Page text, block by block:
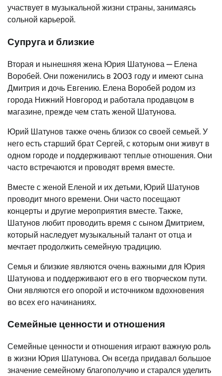
участвует в музыкальной жизни страны, занимаясь
сольной карьерой.
Супруга и близкие
Вторая и нынешняя жена Юрия Шатунова — Елена
Воробей. Они поженились в 2003 году и имеют сына
Дмитрия и дочь Евгению. Елена Воробей родом из
города Нижний Новгород и работала продавцом в
магазине, прежде чем стать женой Шатунова.
Юрий Шатунов также очень близок со своей семьей. У
него есть старший брат Сергей, с которым они живут в
одном городе и поддерживают теплые отношения. Они
часто встречаются и проводят время вместе.
Вместе с женой Еленой и их детьми, Юрий Шатунов
проводит много времени. Они часто посещают
концерты и другие мероприятия вместе. Также,
Шатунов любит проводить время с сыном Дмитрием,
который наследует музыкальный талант от отца и
мечтает продолжить семейную традицию.
Семья и близкие являются очень важными для Юрия
Шатунова и поддерживают его в его творческом пути.
Они являются его опорой и источником вдохновения
во всех его начинаниях.
Семейные ценности и отношения
Семейные ценности и отношения играют важную роль
в жизни Юрия Шатунова. Он всегда придавал большое
значение семейному благополучию и старался уделить